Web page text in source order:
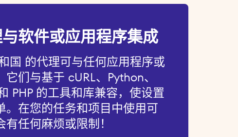
软件或应用程序集成
国 的代理可与任何应用程序或
们与基于 cURL、Python、
PHP 的工具和库兼容，使设置
。在您的任务和项目中使用可
任何麻烦或限制！